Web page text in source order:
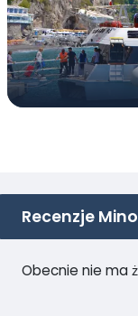
Recenzje
Obecnie nie ma